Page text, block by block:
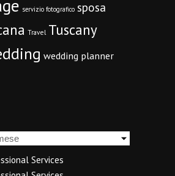
servizio fotografico sposa
Travel Tuscany
wedding planner